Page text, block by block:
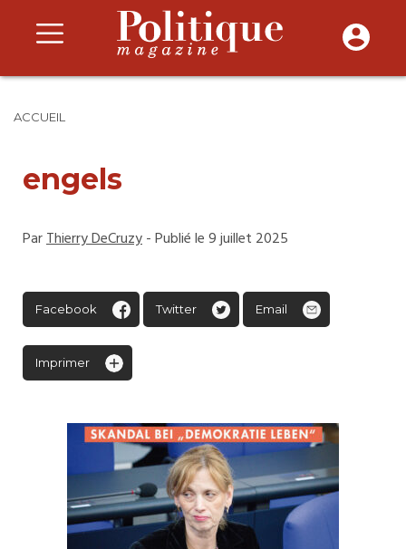
ACCUEIL
engels
ParThierry DeCruzy- Publié le 9 juillet 2025
Facebook Twitter Email
Imprimer